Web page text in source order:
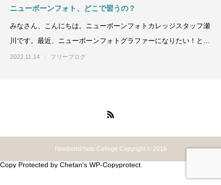
ニューボーンフォト、どこで習うの？
みなさん、こんにちは。ニューボーンフォトカレッジスタッフ瀬
川です。最近、ニューボーンフォトグラファーになりたい！とい
う方が
2022.11.14 フリーブログ
NewbornPhoto College Copyright © 2019
Copy Protected by Chetan's WP-Copyprotect